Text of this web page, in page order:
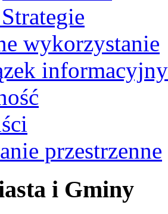
wykorzystanie
informacyjny
przestrzenne
i Gminy